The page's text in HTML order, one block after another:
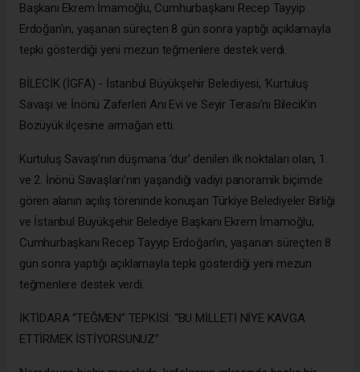
Başkanı Ekrem İmamoğlu, Cumhurbaşkanı Recep Tayyip
Erdoğan’ın, yaşanan süreçten 8 gün sonra yaptığı açıklamayla
tepki gösterdiği yeni mezun teğmenlere destek verdi.
BİLECİK (İGFA) - İstanbul Büyükşehir Belediyesi, ‘Kurtuluş
Savaşı ve İnönü Zaferleri Anı Evi ve Seyir Terası’nı Bilecik’in
Bozüyük ilçesine armağan etti.
Kurtuluş Savaşı’nın düşmana ‘dur’ denilen ilk noktaları olan, 1.
ve 2. İnönü Savaşları’nın yaşandığı vadiyi panoramik biçimde
gören alanın açılış töreninde konuşan Türkiye Belediyeler Birliği
ve İstanbul Büyükşehir Belediye Başkanı Ekrem İmamoğlu,
Cumhurbaşkanı Recep Tayyip Erdoğan’ın, yaşanan süreçten 8
gün sonra yaptığı açıklamayla tepki gösterdiği yeni mezun
teğmenlere destek verdi.
İKTİDARA “TEĞMEN” TEPKİSİ: “BU MİLLETİ NİYE KAVGA
ETTİRMEK İSTİYORSUNUZ”